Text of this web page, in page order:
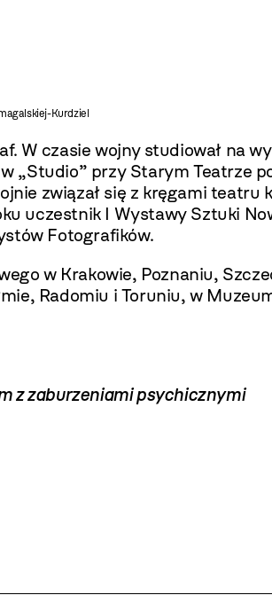
Kurdziel
W czasie wojny studiował na
„Studio” przy Starym Teatrze
związał się z kręgami
uczestnik I Wystawy Sztuki
Fotografików.
w Krakowie, Poznaniu,
Radomiu i Toruniu, w
z zaburzeniami psychicznymi